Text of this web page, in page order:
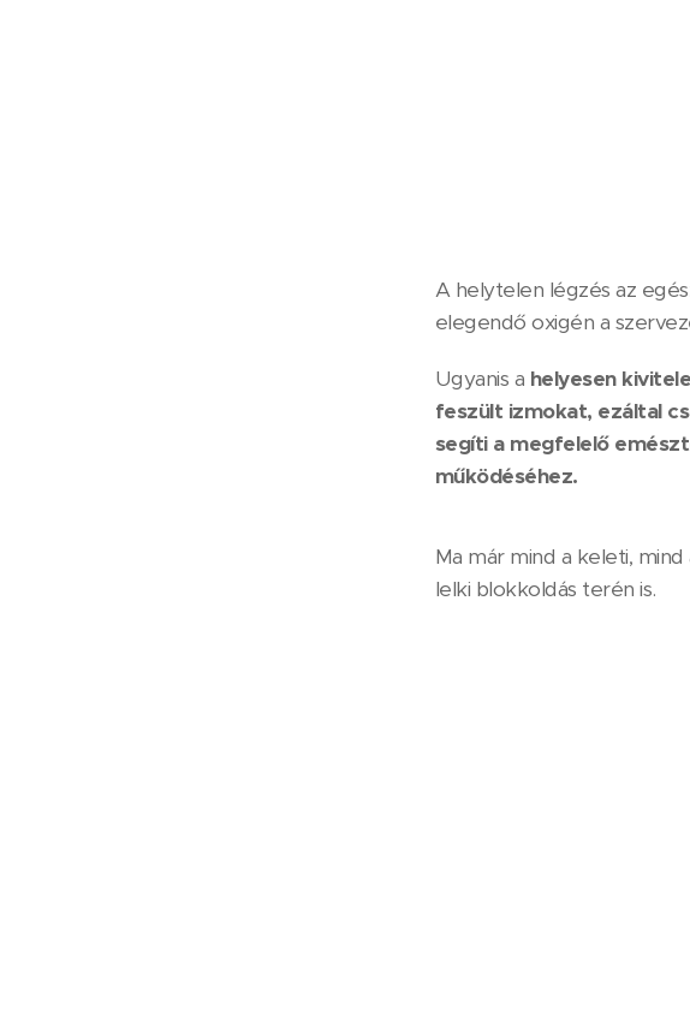
A helytelen légzés az
elegendő oxigén a
Ugyanis a helyesen
feszült izmokat, ezáltal
segíti a megfelelő
működéséhez.
Ma már mind a keleti,
lelki blokkoldás terén is.